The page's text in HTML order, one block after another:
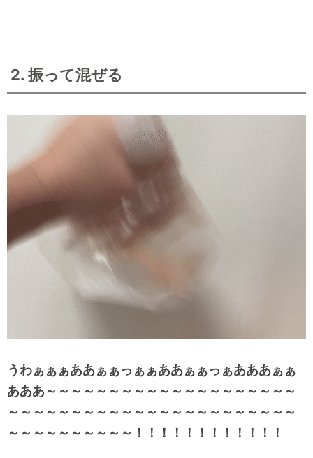
2. 振って混ぜる
うわぁぁぁああぁぁっぁぁああぁぁっぁあああぁぁ
あああ～～～～～～～～～～～～～～～～～～～～
～～～～～～～～～～～～～～～～～～～～～～～
～～～～～～～～～～！！！！！！！！！！！！